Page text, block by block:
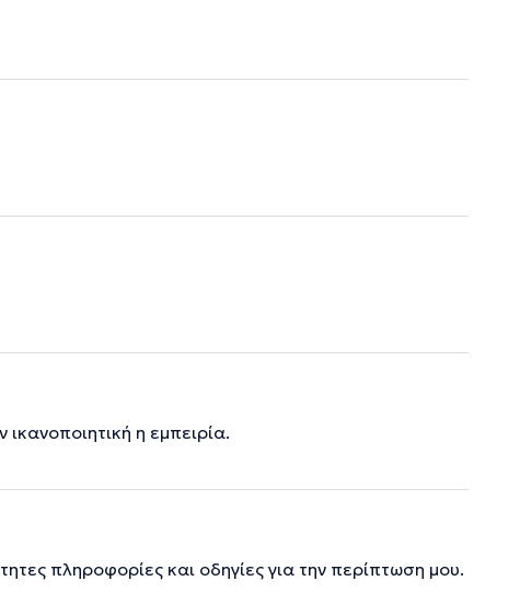
η εμπειρία.
πληροφορίες και οδηγίες για την περίπτωση μου.